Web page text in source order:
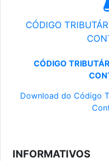
CÓDIGO
CÓDIGO
Download do Código
INFORMATIVOS